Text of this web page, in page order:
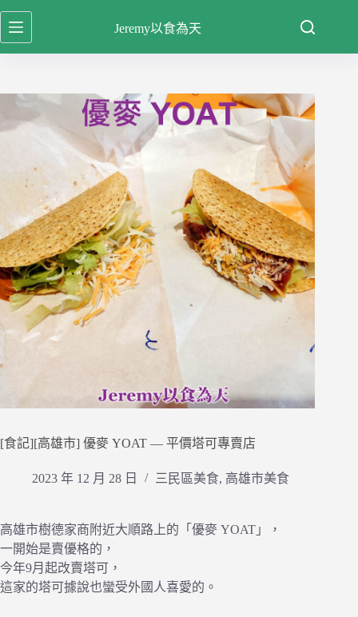
跳
至
Jeremy以食為天
[食記][高雄市] 優麥 YOAT — 平價塔可專賣店
2023 年 12 月 28 日 三民區美食, 高雄市美食
高雄市樹德家商附近大順路上的「優麥 YOAT」，
一開始是賣優格的，
今年9月起改賣塔可，
這家的塔可據說也蠻受外國人喜愛的。